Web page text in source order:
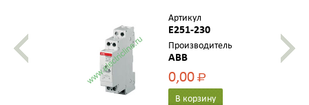
Артикул
E251-230
Производитель
ABB
0,00Р
В корзину